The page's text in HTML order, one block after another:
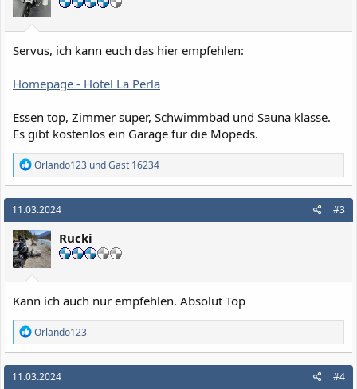
Servus, ich kann euch das hier empfehlen:
Homepage - Hotel La Perla
Essen top, Zimmer super, Schwimmbad und Sauna klasse.
Es gibt kostenlos ein Garage für die Mopeds.
R
e
a
k
t
i
o
n
e
n
Orlando123 undGast 16234
11.03.2024 #3
Rucki
Kann ich auch nur empfehlen. Absolut Top
R
e
a
k
t
Orlando123
11.03.2024 #4